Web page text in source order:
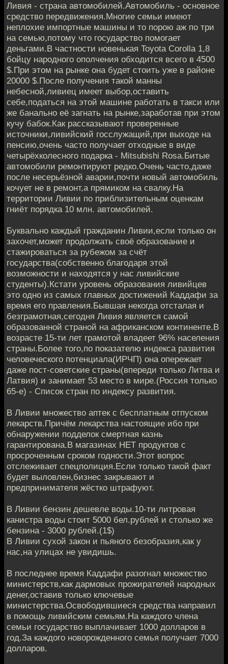
Ливия - страна автомобилей.Автомобиль - основное
средство передвижения.Многие семьи имеют
неплохие импортные машины и то порою аж по три
на семью,потому что государство помогает
деньгами.В частности новенькая Toyota Corolla 1,8
бойцу народного ополчения обходится всего в 4500
$.При этом на рынке она будет стоить уже в районе
20000 $.После получения такой манны
небесной,ливиец имеет выбор,оставить
себе,податься на этой машине работать в такси или
же банально её загнать на рынке,заработав при этом
кучу бабок.Как рассказывают проверенные
источники,ливийский госслужащий,при выходе на
пенсию,очень часто получает отходные в виде
четырёхколесного подарка - Mitsubishi Rosa.Битые
автомобили ремонтируют редко.Очень часто,даже
после несерьёзной аварии,почти новый автомобиль
кочует не в ремонт,а прямиком на свалку.На
территории Ливии по приблизительным оценкам
гниёт порядка 10 млн. автомобилей.
Буквально каждый гражданин Ливии,если только он
захочет,может продолжать своё образование и
стажироваться за рубежом за счёт
государства(собственно благодаря этой
возможности и находятся у нас ливийские
студенты).Кстати уровень образования ливийцев
это одно из самых главных достижений Каддафи за
время его правления.Бывшая некогда отсталая и
безграмотная,сегодня Ливия является самой
образованной страной на африканском континенте.В
возрасте 15-ти лет грамотой владеет 96% населения
страны.Более того,по показателю индекса развития
человеческого потенциала(ИРЧП) она опережает
даже пост-советские страны(впереди только Литва и
Латвия) и занимает 53 место в мире.(Россия только
65-е) - Список стран по индексу развития.
В Ливии множество аптек с бесплатным отпуском
лекарств.Причём лекарства настоящие ибо при
обнаружении подделок смертная казнь
гарантирована.В магазинах НЕТ продуктов с
просроченным сроком годности.Этот вопрос
отслеживает спецполиция.Если только такой факт
будет выловлен,бизнес закрывают и
предпринимателя жёстко штрафуют.
В Ливии бензин дешевле воды.10-ти литровая
канистра воды стоит 5000 бел.рублей и столько же
бензина - 3000 рублей.(1$)
В Ливии сухой закон и пьяного безобразия,как у
нас,на улицах не увидишь.
В последнее время Каддафи разогнал множество
министерств,как дармовых прожирателей народных
денег,оставив только ключевые
министерства.Освободившиеся средства направил
в помощь ливийским семьям.На каждого члена
семьи государство выплачивает 1000 долларов в
год.За каждого новорожденного семья получает 7000
долларов.